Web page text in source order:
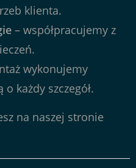
klienta.
– współpracujemy z
wykonujemy
każdy szczegół.
na naszej stronie